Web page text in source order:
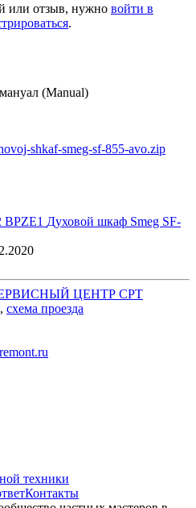
или отзыв, нужно войти в
.
(Manual)
shkaf-smeg-sf-855-avo.zip
BPZE1 Духовой шкаф Smeg SF-
ЦЕНТР СРТ
, cхема проезда
техники
Контакты